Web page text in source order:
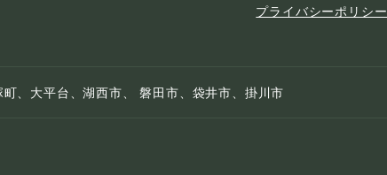
プライバシーポリシー
、大平台、湖西市、 磐田市、袋井市、掛川市